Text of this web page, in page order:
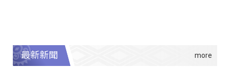
最新新聞